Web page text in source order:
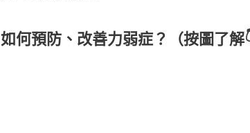
如何預防、改善力弱症？（按圖了解